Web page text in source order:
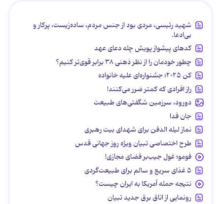
شهید رئیسی، مردی بود از جنس مردم، ساده‌زیست، پرکار و
بی‌ادعا.
کدهای پیشواز پویش چله دعای عهد
چطور خودمان را از نظر ذهنی ۳۸ برابر قوی‌تر کنیم؟
کن ۲۰۲۵؛ جشنواره‌ای علیه خانواده
راز افرادی که کمتر ضرر می‌کنند!
دورود، سرزمین شگفتی‌های طبیعت
جان فدا
نماز لیله الدفن برای شهدای بیت رهبری
طرح اختصاصی تبیان ویژه روز جهانی قدس
فومو؛ غول جیب‌بر فضای مجازی!
۵ غذای سریع و سالم برای طبیعت‌گردی
نتیجه حمله آمریکا به ایران چیست؟
رونمایی از اتاق برق جدید تبیان